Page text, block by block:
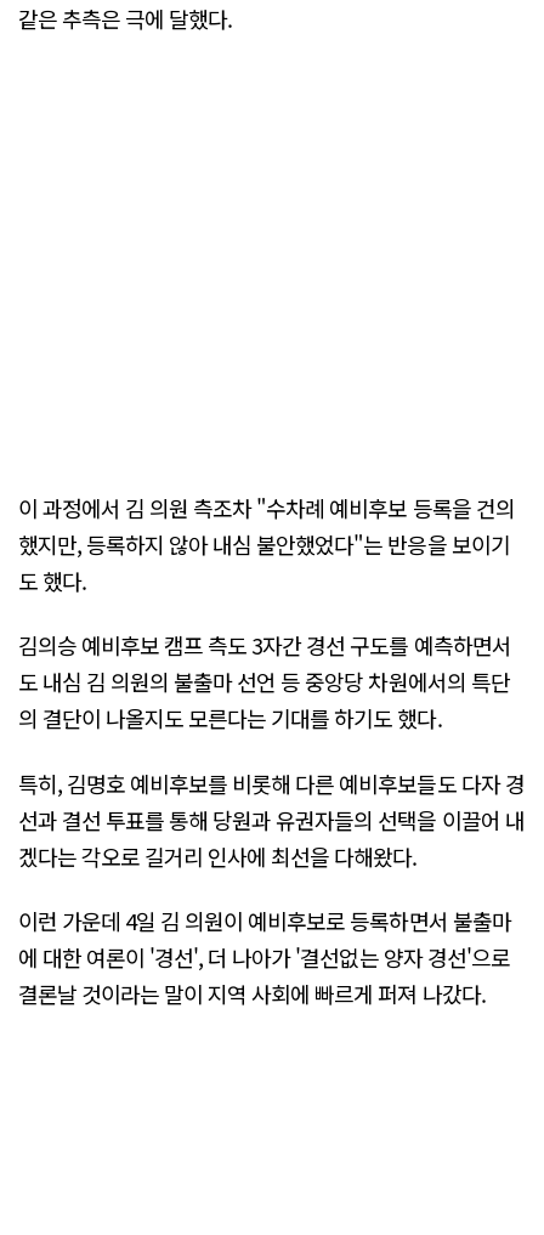
같은 추측은 극에 달했다.
이 과정에서 김 의원 측조차 "수차례 예비후보 등록을 건의
했지만, 등록하지 않아 내심 불안했었다"는 반응을 보이기
도 했다.
김의승 예비후보 캠프 측도 3자간 경선 구도를 예측하면서
도 내심 김 의원의 불출마 선언 등 중앙당 차원에서의 특단
의 결단이 나올지도 모른다는 기대를 하기도 했다.
특히, 김명호 예비후보를 비롯해 다른 예비후보들도 다자 경
선과 결선 투표를 통해 당원과 유권자들의 선택을 이끌어 내
겠다는 각오로 길거리 인사에 최선을 다해왔다.
이런 가운데 4일 김 의원이 예비후보로 등록하면서 불출마
에 대한 여론이 '경선', 더 나아가 '결선없는 양자 경선'으로
결론날 것이라는 말이 지역 사회에 빠르게 퍼져 나갔다.